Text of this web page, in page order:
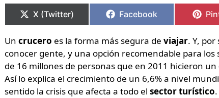
en
X (Twitter)
en
Facebook
en
Un crucero es la forma más segura de viajar. Y,
conocer gente, y una opción recomendable para
de 16 millones de personas que en 2011 hicieron un
Así lo explica el crecimiento de un 6,6% a nivel
sentido la crisis que afecta a todo el sector turístico.
en
en
en